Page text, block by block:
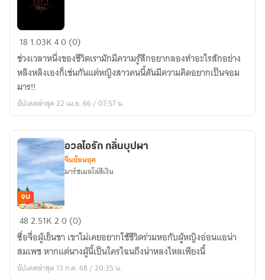
เกิด
เป็น
จอม
มารค
รา
นี้
จะ
เลว
ให้
สุด!!
181.03K40 (0)
ช่วงเวลาหนึ่งของชีวิตเรามักมีความรู้สึกอยากลองทำอะไรสักอย่าง
หลิงหลิงเองก็เช่นกันแต่หญิงสาวคนนี้ดันมีความคิดอยากเป็นจอม
มาร!!
อัปเดตล่าสุด 22 เม.ย. 66 / 07:57 น.
อวล
ไอ
รัก
กลิ่น
บุปผา
จบ
อวลไอรัก กลิ่นบุปผา
จีนย้อนยุค
มาร์ชเมลโล่สีเงิน
482.51K20 (0)
ซื่อจื่อผู้เย็นชา เขาไม่เคยอยากใช้ชีวิตร่วมหอกับผู้หญิงอ่อนแอน่า
สมเพช หากแต่นางผู้นี้เป็นใครไฉนถึงน่าหลงไหลเพียงนี้
อัปเดตล่าสุด 13 ก.ค. 68 / 20:35 น.